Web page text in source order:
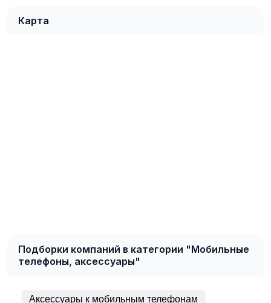
Карта
Подборки компаний в категории "Мобильные
телефоны, аксессуары"
Аксессуары к мобильным телефонам